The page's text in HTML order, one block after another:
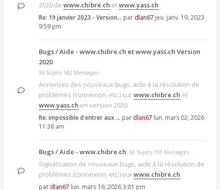
2020 de www.chibre.ch etwww.yass.ch
Re: 19 janvier 2023 - Version… par dlan67 jeu. janv. 19, 2023
9:59 pm
Bugs / Aide - www.chibre.ch et www.yass.ch Version
2020
36 Sujets 182 Messages
Annonces des nouveaux bugs, aide à la résolution de
problèmes (connexion, etc.) surwww.chibre.ch et
www.yass.ch en version 2020
Re: impossible d'entrer aux … par dlan67 lun. mars 02, 2026
11:38 am
Bugs / Aide - www.chibre.ch 50 Sujets 131 Messages
Signalisation de nouveaux bugs, aide à la résolution de
problèmes (connexion, etc.) surwww.chibre.ch
par dlan67 lun. mars 16, 2026 3:01 pm